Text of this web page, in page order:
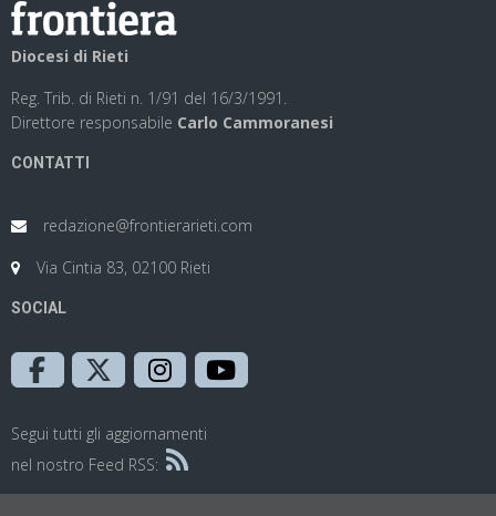
Diocesi di Rieti
Reg. Trib. di Rieti n. 1/91 del 16/3/1991.
Direttore responsabile Carlo Cammoranesi
CONTATTI
redazione@frontierarieti.com
Via Cintia 83, 02100 Rieti
SOCIAL
Segui tutti gli aggiornamenti
nel nostro Feed RSS: